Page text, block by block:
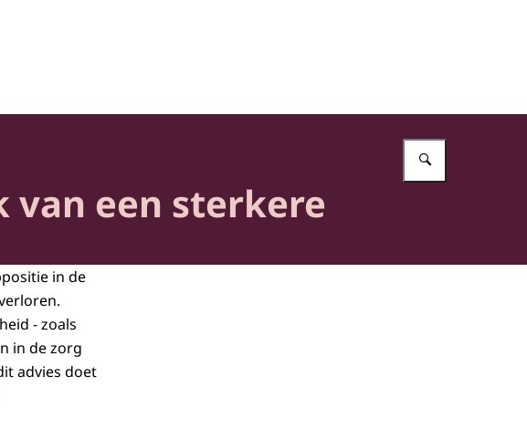
van een sterkere
in de
- zoals
in de zorg
advies doet